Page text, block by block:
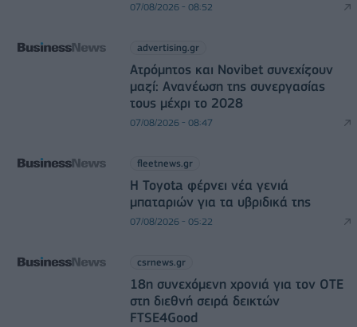
07/08/2026 - 08:52
advertising.gr
Ατρόμητος και Novibet συνεχίζουν
μαζί: Ανανέωση της συνεργασίας
τους μέχρι το 2028
07/08/2026 - 08:47
fleetnews.gr
Η Toyota φέρνει νέα γενιά
μπαταριών για τα υβριδικά της
07/08/2026 - 05:22
csrnews.gr
18η συνεχόμενη χρονιά για τον ΟΤΕ
στη διεθνή σειρά δεικτών
FTSE4Good